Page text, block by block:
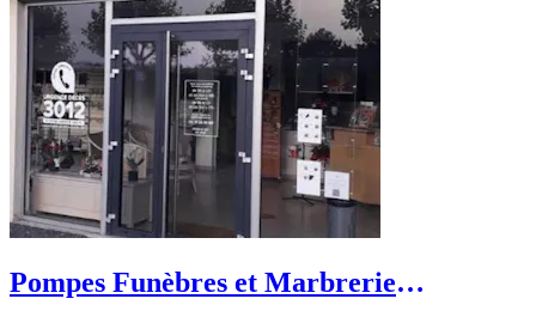
Pompes Funèbres et Marbrerie